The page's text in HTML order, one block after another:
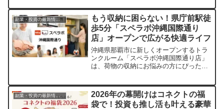
そして移住に立ちはだかる具体的なハー
ドルについて深掘りします。あなたの移
住検討を後押しするヒントが見つかるか
もしれません。
もう収納に困らない！県庁前駅徒
歩5分「スペラボ沖縄国際通り
店」オープンで広がる快適ライフ
沖縄県那覇市に新しくオープンするトラ
ンクルーム「スペラボ沖縄国際通り店」
は、荷物の収納にお悩みの方にぴったり
らしをもっと快適にする方法をご紹介し
ます。
副業・投資の最新情報まとめ
2026年の幕開けはコネクトの福
袋で！投資も推し活も叶える豪華